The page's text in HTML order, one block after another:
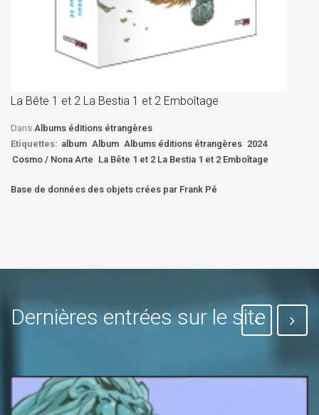
La Bête 1 et 2 La Bestia 1 et 2 Emboîtage
Dans Albums éditions étrangères
Etiquettes: album Album Albums éditions étrangères 2024
Cosmo / Nona Arte La Bête 1 et 2 La Bestia 1 et 2 Emboîtage
Base de données des objets crées par Frank Pé
Dernières entrées sur le site